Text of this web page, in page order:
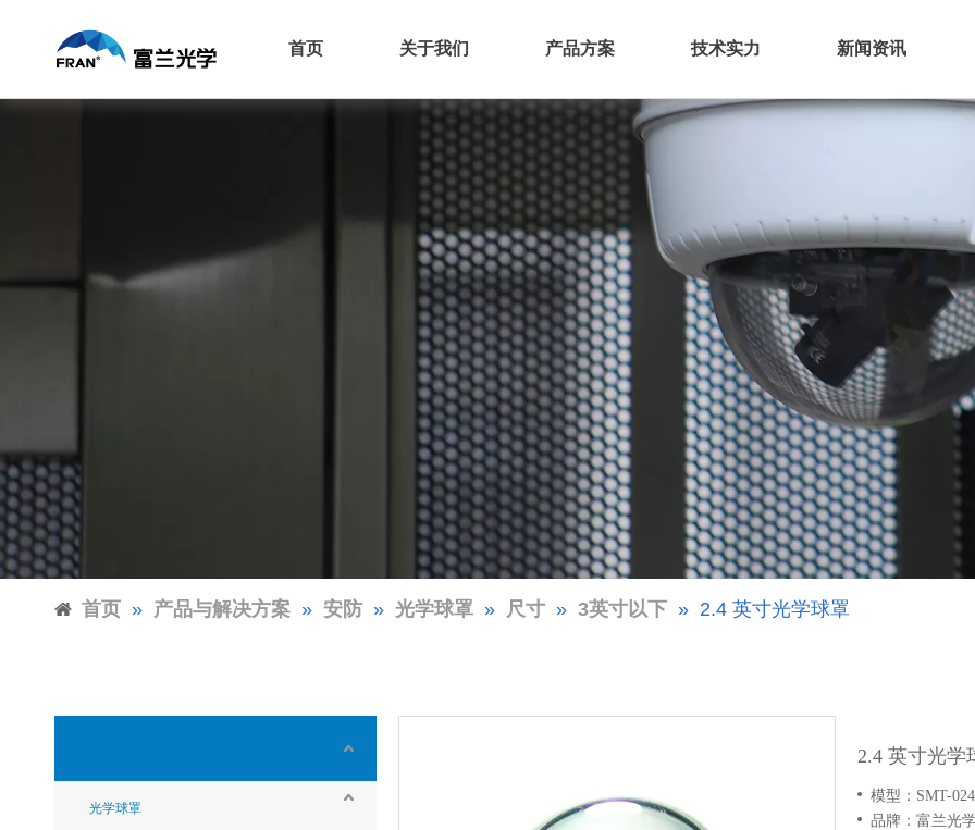
首页 关于我们 产品方案 技术实力 新闻资讯
首页 » 产品与解决方案 » 安防 » 光学球罩 » 尺寸 » 3英寸以下 » 2.4 英寸光学球罩
光学球罩
2.4 英寸光
模型： SMT-
品牌：富兰光